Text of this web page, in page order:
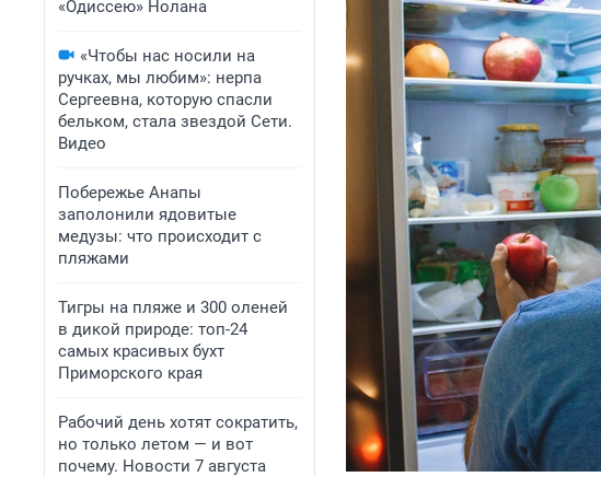
«Одиссею» Нолана
«Чтобы нас носили на
ручках, мы любим»: нерпа
Сергеевна, которую спасли
бельком, стала звездой Сети.
Видео
Побережье Анапы
заполонили ядовитые
медузы: что происходит с
пляжами
Тигры на пляже и 300 оленей
в дикой природе: топ-24
самых красивых бухт
Приморского края
Рабочий день хотят сократить,
но только летом — и вот
почему. Новости 7 августа